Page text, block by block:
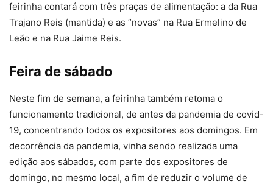
feirinha contará com três praças de alimentação: a da Rua
Trajano Reis (mantida) e as “novas” na Rua Ermelino de
Leão e na Rua Jaime Reis.
Feira de sábado
Neste fim de semana, a feirinha também retoma o
funcionamento tradicional, de antes da pandemia de covid-
19, concentrando todos os expositores aos domingos. Em
decorrência da pandemia, vinha sendo realizada uma
edição aos sábados, com parte dos expositores de
domingo, no mesmo local, a fim de reduzir o volume de